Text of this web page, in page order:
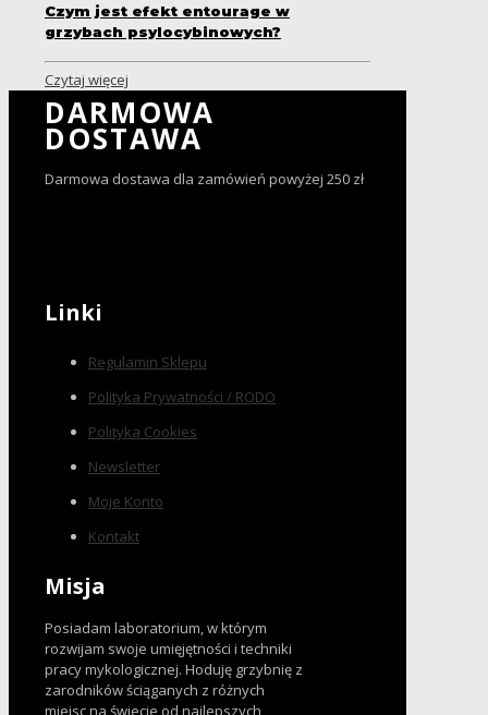
Czym jest efekt entourage w
grzybach psylocybinowych?
Czytaj więcej
DARMOWA
DOSTAWA
Darmowa dostawa dla zamówień powyżej 250 zł
Linki
Regulamin Sklepu
Polityka Prywatności / RODO
Polityka Cookies
Newsletter
Moje Konto
Kontakt
Misja
Posiadam laboratorium, w którym
rozwijam swoje umięjętności i techniki
pracy mykologicznej. Hoduję grzybnię z
zarodników ściąganych z różnych
miejsc na świecie od najlepszych